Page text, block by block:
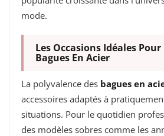
mode.
Les Occasions Idéales
Bagues En Acier
La polyvalence des bagues en
accessoires adaptés à
situations. Pour le quotidien
des modèles sobres comme les